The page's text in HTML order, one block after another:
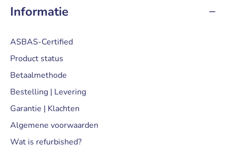
Informatie
ASBAS-Certified
Product status
Betaalmethode
Bestelling | Levering
Garantie | Klachten
Algemene voorwaarden
Wat is refurbished?